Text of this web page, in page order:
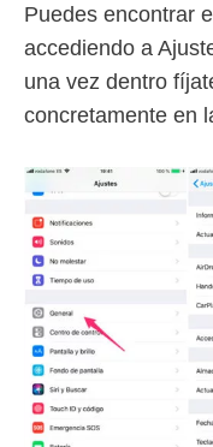
Puedes encontrar
accediendo a
una vez dentro
concretamente en